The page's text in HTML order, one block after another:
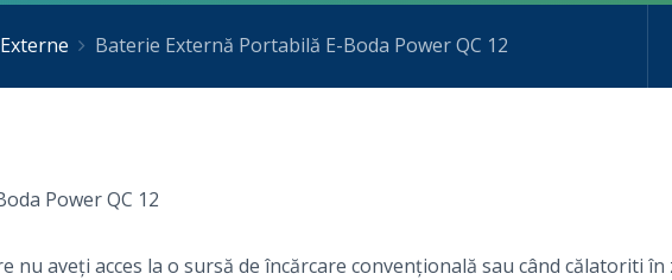
Baterie Externă Portabilă E-Boda Power QC 12
Power QC 12
nu aveți acces la o sursă de încărcare convențională sau când călatoriti